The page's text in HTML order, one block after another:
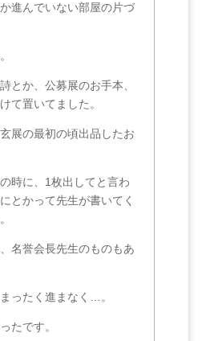
進んでいない部屋の片づ
とか、公募展のお手本、
て置いてました。
展の最初の頃出品したお
時に、1枚出してと言わ
とかって先生が書いてく
名誉会長先生のものもあ
ったく進まなく…。
たです。